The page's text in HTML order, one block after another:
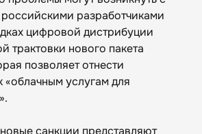
разработчиками
цифровой дистрибуции
трактовки нового пакета
позволяет отнести
«‎облачным услугам для
санкции представляют